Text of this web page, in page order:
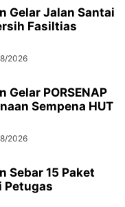
Gelar Jalan Santai
Fasiltias
2026
Gelar PORSENAP
Sempena HUT
2026
Sebar 15 Paket
Petugas